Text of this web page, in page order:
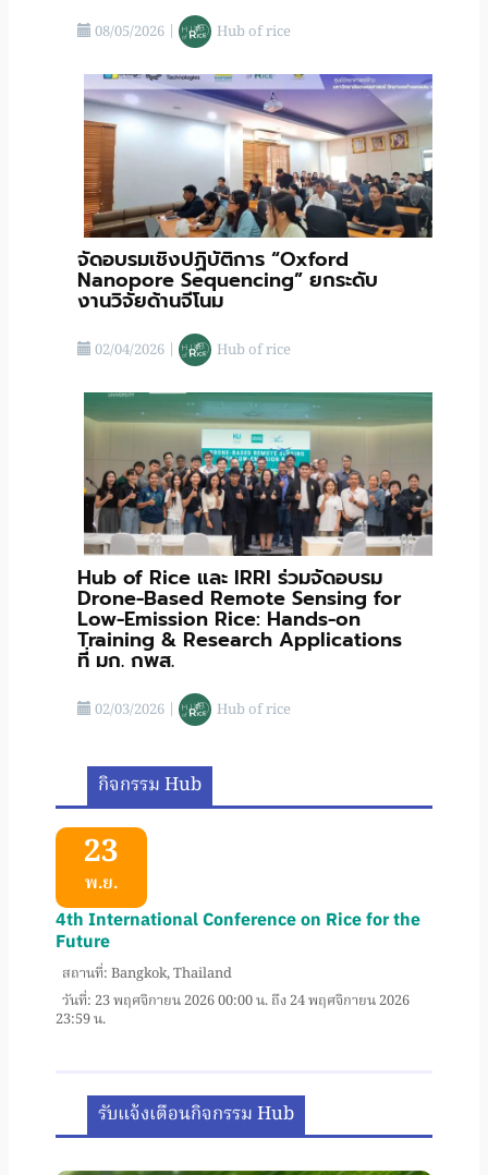
08/05/2026 | Hub of rice
จัดอบรมเชิงปฏิบัติการ “Oxford
Nanopore Sequencing” ยกระดับ
งานวิจัยด้านจีโนม
02/04/2026 | Hub of rice
Hub of Rice และ IRRI ร่วมจัดอบรม
Drone-Based Remote Sensing for
Low-Emission Rice: Hands-on
Training & Research Applications
ที่ มก. กพส.
02/03/2026 | Hub of rice
กิจกรรม Hub
23
พ.ย.
4th International Conference on Rice for the
Future
สถานที่: Bangkok, Thailand
วันที่: 23 พฤศจิกายน 2026 00:00 น. ถึง 24 พฤศจิกายน 2026
23:59 น.
รับแจ้งเตือนกิจกรรม Hub